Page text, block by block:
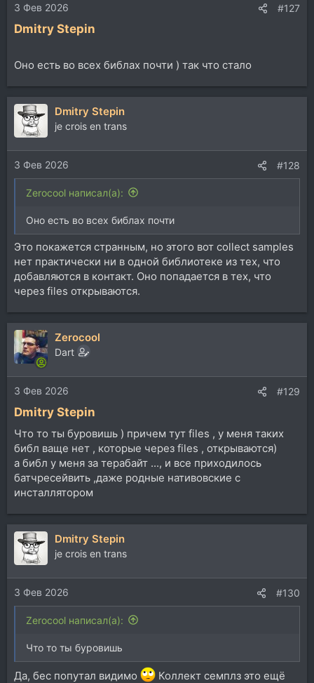
3 Фев 2026 #127
Dmitry Stepin
Оно есть во всех библах почти ) так что стало
Dmitry Stepin
je crois en trans
3 Фев 2026 #128
Zerocool написал(а):
Оно есть во всех библах почти
Это покажется странным, но этого вот collect samples
нет практически ни в одной библиотеке из тех, что
добавляются в контакт. Оно попадается в тех, что
через files открываются.
Zerocool
Dart
3 Фев 2026 #129
Dmitry Stepin
Что то ты буровишь ) причем тут files , у меня таких
библ ваще нет , которые через files , открываются)
а библ у меня за терабайт ..., и все приходилось
батчресейвить ,даже родные нативовские с
инсталлятором
Dmitry Stepin
je crois en trans
3 Фев 2026 #130
Zerocool написал(а):
Что то ты буровишь
Да, бес попутал видимо
Коллект семплз это ещё